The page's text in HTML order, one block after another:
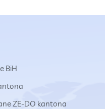
BiH
ZE-DO kantona